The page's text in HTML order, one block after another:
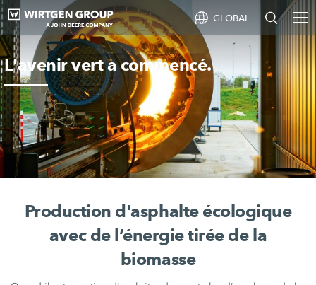
GLOBAL
L'avenir vert a commencé.
Production d'asphalte écologique
avec de l’énergie tirée de la
biomasse